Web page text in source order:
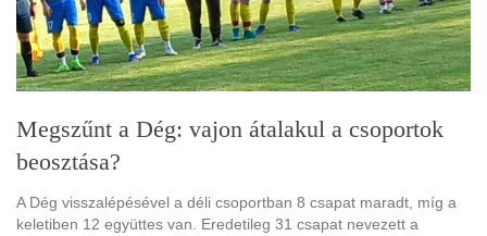
Megszűnt a Dég: vajon átalakul a csoportok
beosztása?
A Dég visszalépésével a déli csoportban 8 csapat maradt, míg a
keletiben 12 együttes van. Eredetileg 31 csapat nevezett a